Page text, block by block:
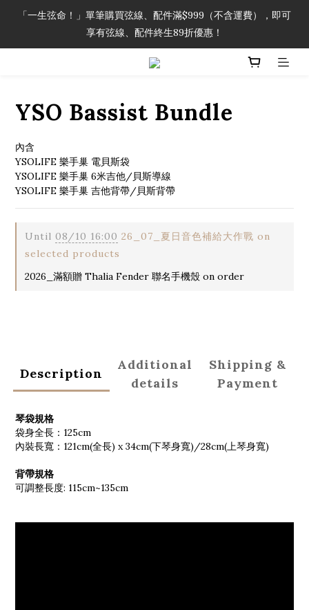
「一生弦命！」單筆購買弦線、配件滿$999（不含運費），即可
享有弦線、配件終生89折優惠！
「一生弦命！」單筆購買弦線、配件滿$999（不含運費），即可
享有弦線、配件終生89折優惠！
加入會員即領2000元購物金。 加入購物車查看更多折扣！
「一生弦命！」單筆購買弦線、配件滿$999（不含運費），即可
YSO Bassist Bundle
內含
YSOLIFE 樂手巢 電貝斯袋
YSOLIFE 樂手巢 6米吉他/貝斯導線
YSOLIFE 樂手巢 吉他背帶/貝斯背帶
Until 08/10 16:00 26_07_夏日音色補給大作戰 on
selected products
2026_滿額贈 Thalia Fender 聯名手機殼 on order
Description
Additional
details
Shipping &
Payment
琴袋規格
袋身全長：125cm
內裝長寬：121cm(全長) x 34cm(下琴身寬)/28cm(上琴身寬)
背帶規格
可調整長度: 115cm~135cm